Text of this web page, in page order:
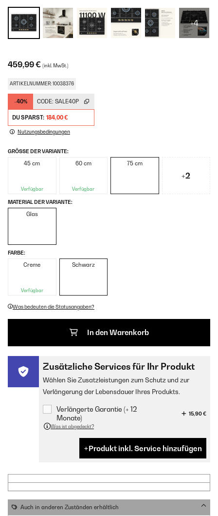
+4
459,99 € (inkl. MwSt.)
ARTIKELNUMMER: 10038376
-40% CODE: SALE40P
DU SPARST: 184,00 €
Nutzungsbedingungen
GRÖSSE DER VARIANTE:
45 cm
Verfügbar
60 cm
Verfügbar
75 cm
+2
MATERIAL DER VARIANTE:
Glas
FARBE:
Creme
Verfügbar
Schwarz
Was bedeuten die Statusangaben?
In den Warenkorb
Zusätzliche Services für Ihr Produkt
Wählen Sie Zusatzleistungen zum Schutz und zur
Verlängerung der Lebensdauer Ihres Produkts.
Verlängerte Garantie (+ 12
Monate)
15,90 €
Was ist abgedeckt?
Produkt inkl. Service hinzufügen
Auch in anderen Zuständen erhältlich